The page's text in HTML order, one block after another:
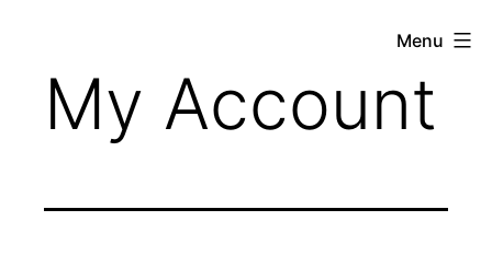
conteúdo
Menu
My Account